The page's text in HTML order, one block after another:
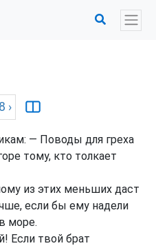
›
— Поводы для греха
тому, кто толкает
из этих меньших даст
если бы ему надели
море.
Если твой брат